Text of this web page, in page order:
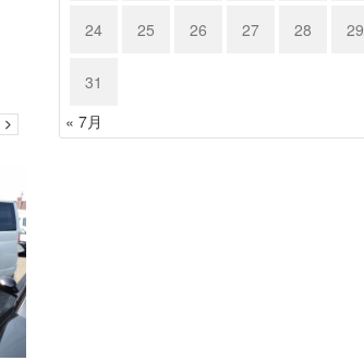
24 25 26 27 28 29
31
« 7月